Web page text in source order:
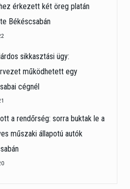
érkezett két öreg platán
Békéscsabán
sikkasztási ügy:
működhetett egy
cégnél
a rendőrség: sorra buktak le a
műszaki állapotú autók